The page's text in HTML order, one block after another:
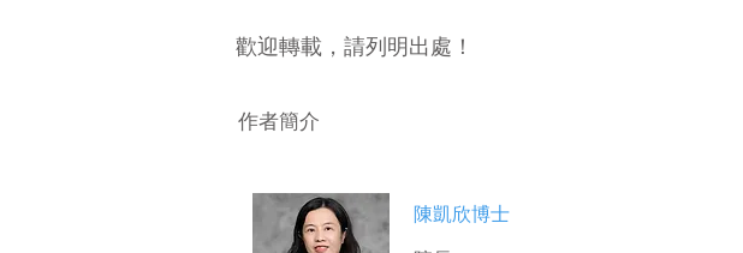
​歡迎轉載，請列明出處！
​作者簡介
陳凱欣博士